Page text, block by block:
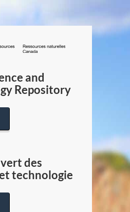
/
Canada
and
Repository
des
technologie